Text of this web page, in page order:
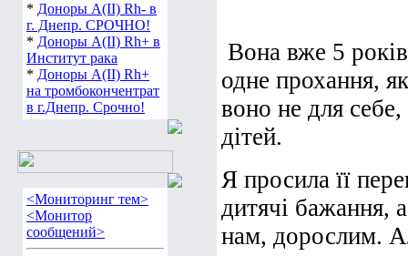
* Доноры А(ІІ) Rh- в
г. Днепр. СРОЧНО!
* Доноры А(ІІ) Rh+ в
Институт рака
* Доноры А(ІІ) Rh+
на тромбокончентрат
в г.Днепр. Срочно!
<Мониторинг тем>
<Монитор
сообщений>
Вона вже 5
одне прохання,
воно не для
дітей.
Я просила її
дитячі бажання,
нам, дорослим.